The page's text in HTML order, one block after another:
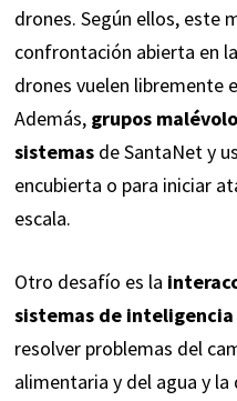
drones. Según ellos, este
confrontación abierta en
drones vuelen libremente
Además,grupos
sistemasde SantaNet y
encubierta o para iniciar
escala.
Otro desafío es la
sistemas de
resolver problemas del
alimentaria y del agua y